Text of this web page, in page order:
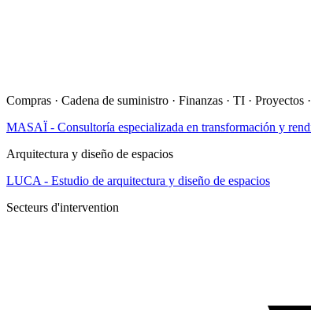
Compras · Cadena de suministro · Finanzas · TI · Proyectos
MASAÏ - Consultoría especializada en transformación y
Arquitectura y diseño de espacios
LUCA - Estudio de arquitectura y diseño de espacios
Secteurs d'intervention